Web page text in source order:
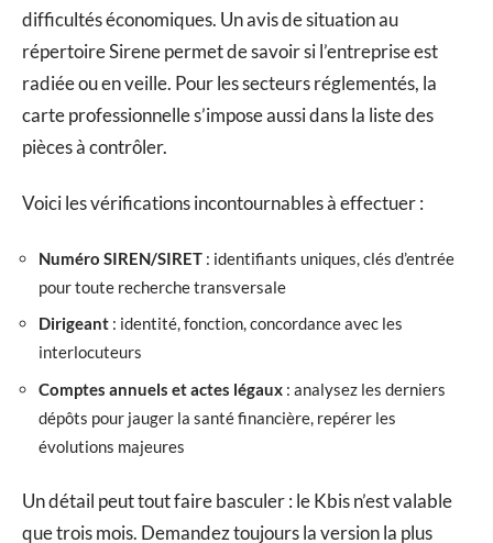
difficultés économiques. Un avis de situation au
répertoire Sirene permet de savoir si l’entreprise est
radiée ou en veille. Pour les secteurs réglementés, la
carte professionnelle s’impose aussi dans la liste des
pièces à contrôler.
Voici les vérifications incontournables à effectuer :
Numéro SIREN/SIRET : identifiants uniques, clés d’entrée
pour toute recherche transversale
Dirigeant : identité, fonction, concordance avec les
interlocuteurs
Comptes annuels et actes légaux : analysez les derniers
dépôts pour jauger la santé financière, repérer les
évolutions majeures
Un détail peut tout faire basculer : le Kbis n’est valable
que trois mois. Demandez toujours la version la plus